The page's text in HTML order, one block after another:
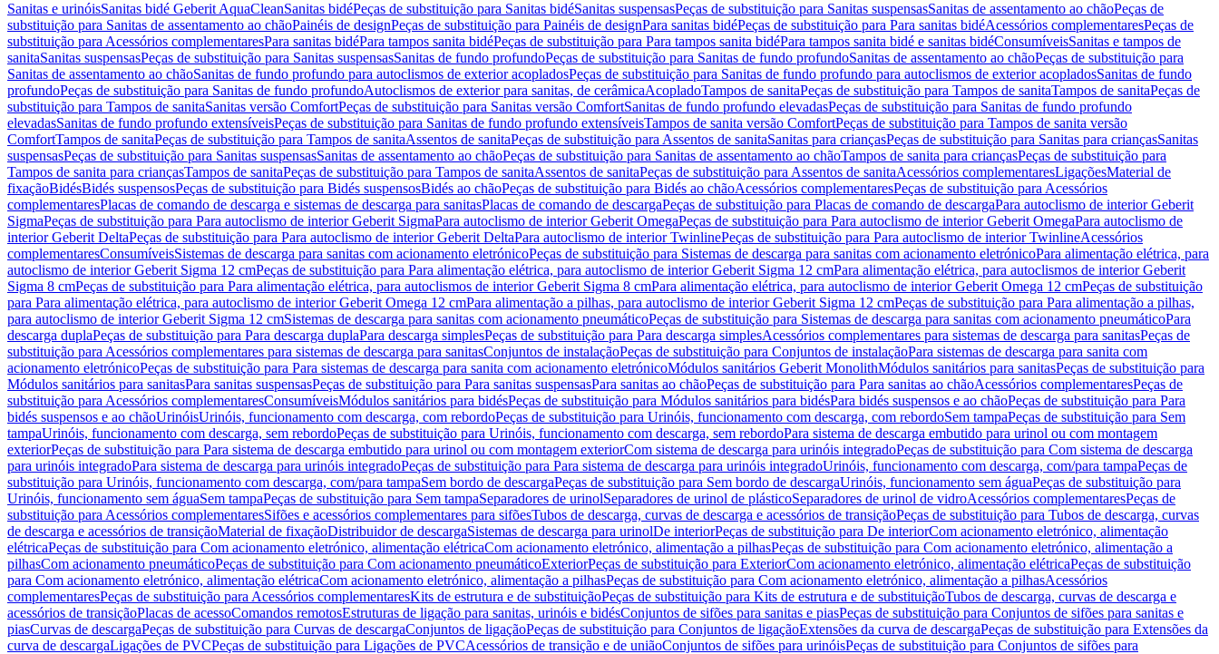
Sanitas e urinóisSanitas bidé Geberit AquaCleanSanitas bidéPeças de substituição para Sanitas bidéSanitas suspensasPeças de substituição para Sanitas suspensasSanitas de assentamento ao chãoPeças de
substituição para Sanitas de assentamento ao chãoPainéis de designPeças de substituição para Painéis de designPara sanitas bidéPeças de substituição para Para sanitas bidéAcessórios complementaresPeças de
substituição para Acessórios complementaresPara sanitas bidéPara tampos sanita bidéPeças de substituição para Para tampos sanita bidéPara tampos sanita bidé e sanitas bidéConsumíveisSanitas e tampos de
sanitaSanitas suspensasPeças de substituição para Sanitas suspensasSanitas de fundo profundoPeças de substituição para Sanitas de fundo profundoSanitas de assentamento ao chãoPeças de substituição para
Sanitas de assentamento ao chãoSanitas de fundo profundo para autoclismos de exterior acopladosPeças de substituição para Sanitas de fundo profundo para autoclismos de exterior acopladosSanitas de fundo
profundoPeças de substituição para Sanitas de fundo profundoAutoclismos de exterior para sanitas, de cerâmicaAcopladoTampos de sanitaPeças de substituição para Tampos de sanitaTampos de sanitaPeças de
substituição para Tampos de sanitaSanitas versão ComfortPeças de substituição para Sanitas versão ComfortSanitas de fundo profundo elevadasPeças de substituição para Sanitas de fundo profundo
elevadasSanitas de fundo profundo extensíveisPeças de substituição para Sanitas de fundo profundo extensíveisTampos de sanita versão ComfortPeças de substituição para Tampos de sanita versão
ComfortTampos de sanitaPeças de substituição para Tampos de sanitaAssentos de sanitaPeças de substituição para Assentos de sanitaSanitas para criançasPeças de substituição para Sanitas para criançasSanitas
suspensasPeças de substituição para Sanitas suspensasSanitas de assentamento ao chãoPeças de substituição para Sanitas de assentamento ao chãoTampos de sanita para criançasPeças de substituição para
Tampos de sanita para criançasTampos de sanitaPeças de substituição para Tampos de sanitaAssentos de sanitaPeças de substituição para Assentos de sanitaAcessórios complementaresLigaçõesMaterial de
fixaçãoBidésBidés suspensosPeças de substituição para Bidés suspensosBidés ao chãoPeças de substituição para Bidés ao chãoAcessórios complementaresPeças de substituição para Acessórios
complementaresPlacas de comando de descarga e sistemas de descarga para sanitasPlacas de comando de descargaPeças de substituição para Placas de comando de descargaPara autoclismo de interior Geberit
SigmaPeças de substituição para Para autoclismo de interior Geberit SigmaPara autoclismo de interior Geberit OmegaPeças de substituição para Para autoclismo de interior Geberit OmegaPara autoclismo de
interior Geberit DeltaPeças de substituição para Para autoclismo de interior Geberit DeltaPara autoclismo de interior TwinlinePeças de substituição para Para autoclismo de interior TwinlineAcessórios
complementaresConsumíveisSistemas de descarga para sanitas com acionamento eletrónicoPeças de substituição para Sistemas de descarga para sanitas com acionamento eletrónicoPara alimentação elétrica, para
autoclismo de interior Geberit Sigma 12 cmPeças de substituição para Para alimentação elétrica, para autoclismo de interior Geberit Sigma 12 cmPara alimentação elétrica, para autoclismos de interior Geberit
Sigma 8 cmPeças de substituição para Para alimentação elétrica, para autoclismos de interior Geberit Sigma 8 cmPara alimentação elétrica, para autoclismo de interior Geberit Omega 12 cmPeças de substituição
para Para alimentação elétrica, para autoclismo de interior Geberit Omega 12 cmPara alimentação a pilhas, para autoclismo de interior Geberit Sigma 12 cmPeças de substituição para Para alimentação a pilhas,
para autoclismo de interior Geberit Sigma 12 cmSistemas de descarga para sanitas com acionamento pneumáticoPeças de substituição para Sistemas de descarga para sanitas com acionamento pneumáticoPara
descarga duplaPeças de substituição para Para descarga duplaPara descarga simplesPeças de substituição para Para descarga simplesAcessórios complementares para sistemas de descarga para sanitasPeças de
substituição para Acessórios complementares para sistemas de descarga para sanitasConjuntos de instalaçãoPeças de substituição para Conjuntos de instalaçãoPara sistemas de descarga para sanita com
acionamento eletrónicoPeças de substituição para Para sistemas de descarga para sanita com acionamento eletrónicoMódulos sanitários Geberit MonolithMódulos sanitários para sanitasPeças de substituição para
Módulos sanitários para sanitasPara sanitas suspensasPeças de substituição para Para sanitas suspensasPara sanitas ao chãoPeças de substituição para Para sanitas ao chãoAcessórios complementaresPeças de
substituição para Acessórios complementaresConsumíveisMódulos sanitários para bidésPeças de substituição para Módulos sanitários para bidésPara bidés suspensos e ao chãoPeças de substituição para Para
bidés suspensos e ao chãoUrinóisUrinóis, funcionamento com descarga, com rebordoPeças de substituição para Urinóis, funcionamento com descarga, com rebordoSem tampaPeças de substituição para Sem
tampaUrinóis, funcionamento com descarga, sem rebordoPeças de substituição para Urinóis, funcionamento com descarga, sem rebordoPara sistema de descarga embutido para urinol ou com montagem
exteriorPeças de substituição para Para sistema de descarga embutido para urinol ou com montagem exteriorCom sistema de descarga para urinóis integradoPeças de substituição para Com sistema de descarga
para urinóis integradoPara sistema de descarga para urinóis integradoPeças de substituição para Para sistema de descarga para urinóis integradoUrinóis, funcionamento com descarga, com/para tampaPeças de
substituição para Urinóis, funcionamento com descarga, com/para tampaSem bordo de descargaPeças de substituição para Sem bordo de descargaUrinóis, funcionamento sem águaPeças de substituição para
Urinóis, funcionamento sem águaSem tampaPeças de substituição para Sem tampaSeparadores de urinolSeparadores de urinol de plásticoSeparadores de urinol de vidroAcessórios complementaresPeças de
substituição para Acessórios complementaresSifões e acessórios complementares para sifõesTubos de descarga, curvas de descarga e acessórios de transiçãoPeças de substituição para Tubos de descarga, curvas
de descarga e acessórios de transiçãoMaterial de fixaçãoDistribuidor de descargaSistemas de descarga para urinolDe interiorPeças de substituição para De interiorCom acionamento eletrónico, alimentação
elétricaPeças de substituição para Com acionamento eletrónico, alimentação elétricaCom acionamento eletrónico, alimentação a pilhasPeças de substituição para Com acionamento eletrónico, alimentação a
pilhasCom acionamento pneumáticoPeças de substituição para Com acionamento pneumáticoExteriorPeças de substituição para ExteriorCom acionamento eletrónico, alimentação elétricaPeças de substituição
para Com acionamento eletrónico, alimentação elétricaCom acionamento eletrónico, alimentação a pilhasPeças de substituição para Com acionamento eletrónico, alimentação a pilhasAcessórios
complementaresPeças de substituição para Acessórios complementaresKits de estrutura e de substituiçãoPeças de substituição para Kits de estrutura e de substituiçãoTubos de descarga, curvas de descarga e
acessórios de transiçãoPlacas de acessoComandos remotosEstruturas de ligação para sanitas, urinóis e bidésConjuntos de sifões para sanitas e piasPeças de substituição para Conjuntos de sifões para sanitas e
piasCurvas de descargaPeças de substituição para Curvas de descargaConjuntos de ligaçãoPeças de substituição para Conjuntos de ligaçãoExtensões da curva de descargaPeças de substituição para Extensões da
curva de descargaLigações de PVCPeças de substituição para Ligações de PVCAcessórios de transição e de uniãoConjuntos de sifões para urinóisPeças de substituição para Conjuntos de sifões para